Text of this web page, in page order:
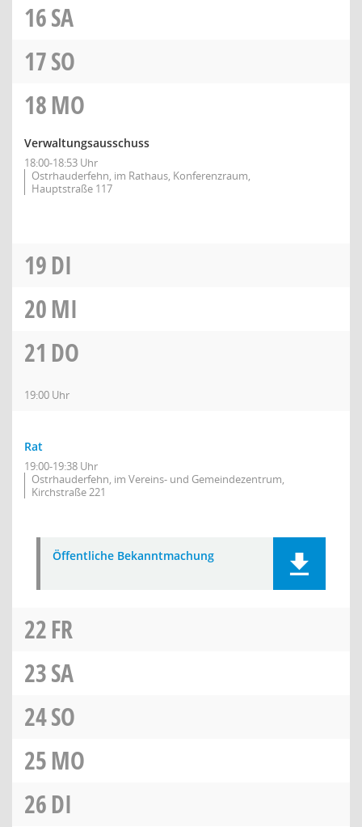
16SA
17SO
18MO
Verwaltungsausschuss
18:00-18:53 Uhr
Ostrhauderfehn, im Rathaus, Konferenzraum,
Hauptstraße 117
19DI
20MI
21 DO
19:00 Uhr
Rat
19:00-19:38 Uhr
Ostrhauderfehn, im Vereins- und Gemeindezentrum,
Kirchstraße 221
Öffentliche Bekanntmachung
22FR
23SA
24SO
25MO
26DI